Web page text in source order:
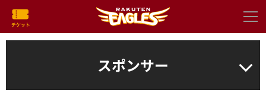
スポンサー